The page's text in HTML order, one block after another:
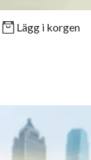
Lägg i korgen